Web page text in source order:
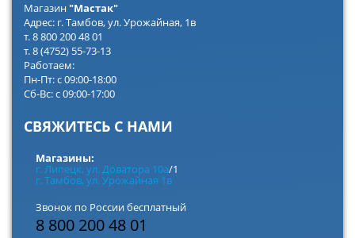
Магазин"Мастак"
Адрес: г. Тамбов, ул. Урожайная, 1в
т. 8 800 200 48 01
т. 8 (4752) 55-73-13
Работаем:
Пн-Пт: с 09:00-18:00
Сб-Вс: с 09:00-17:00
СВЯЖИТЕСЬ С НАМИ
Магазины:
г. Липецк, ул. Доватора 10а/1
г. Тамбов, ул. Урожайная 1в
Звонок по России бесплатный
8 800 200 48 01